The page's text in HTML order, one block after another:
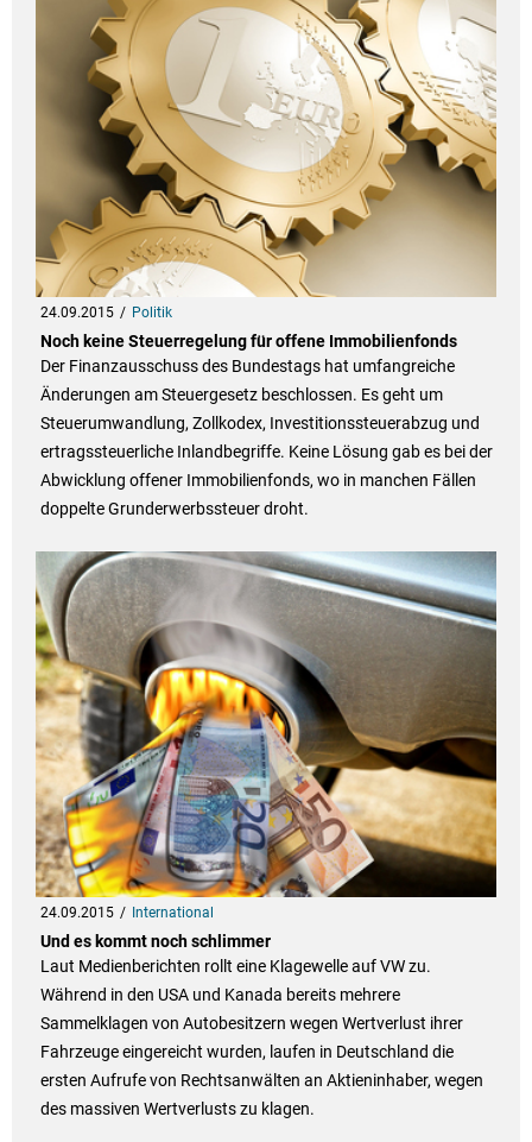
24.09.2015 Politik
Noch keine Steuerregelung für offene Immobilienfonds
Der Finanzausschuss des Bundestags hat umfangreiche
Änderungen am Steuergesetz beschlossen. Es geht um
Steuerumwandlung, Zollkodex, Investitionssteuerabzug und
ertragssteuerliche Inlandbegriffe. Keine Lösung gab es bei der
Abwicklung offener Immobilienfonds, wo in manchen Fällen
doppelte Grunderwerbssteuer droht.
24.09.2015 International
Und es kommt noch schlimmer
Laut Medienberichten rollt eine Klagewelle auf VW zu.
Während in den USA und Kanada bereits mehrere
Sammelklagen von Autobesitzern wegen Wertverlust ihrer
Fahrzeuge eingereicht wurden, laufen in Deutschland die
ersten Aufrufe von Rechtsanwälten an Aktieninhaber, wegen
des massiven Wertverlusts zu klagen.